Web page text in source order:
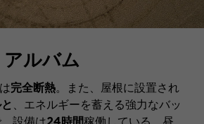
ルバム
完全断熱。また、屋根に設置され
、エネルギーを蓄える強力なバッ